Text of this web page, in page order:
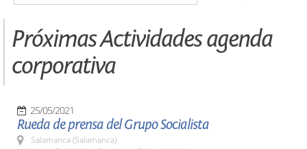
Próximas Actividades agenda
corporativa
25/05/2021
Rueda de prensa del Grupo Socialista
Salamanca (Salamanca)